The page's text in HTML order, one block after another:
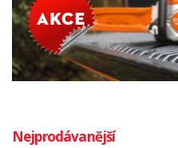
Nejprodávanější